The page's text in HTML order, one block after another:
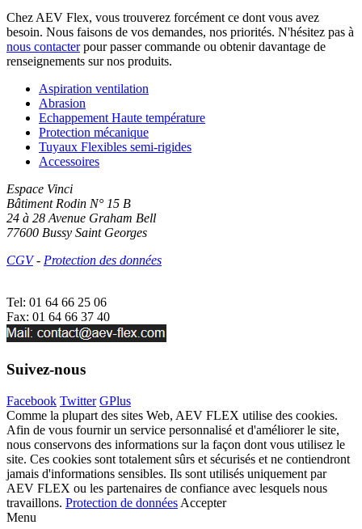
Chez AEV Flex, vous trouverez forcément ce dont vous avez
besoin. Nous faisons de vos demandes, nos priorités. N'hésitez pas à
nous contacterpour passer commande ou obtenir davantage de
renseignements sur nos produits.
Aspiration ventilation
Abrasion
Echappement Haute température
Protection mécanique
Tuyaux Flexibles semi-rigides
Accessoires
Espace Vinci
Bâtiment Rodin N° 15 B
24 à 28 Avenue Graham Bell
77600 Bussy Saint Georges
CGV- Protection des données
Tel: 01 64 66 25 06
Fax: 01 64 66 37 40
Suivez-nous
Facebook Twitter GPlus
Comme la plupart des sites Web, AEV FLEX utilise des cookies.
Afin de vous fournir un service personnalisé et d'améliorer le site,
nous conservons des informations sur la façon dont vous utilisez le
site. Ces cookies sont totalement sûrs et sécurisés et ne contiendront
jamais d'informations sensibles. Ils sont utilisés uniquement par
AEV FLEX ou les partenaires de confiance avec lesquels nous
travaillons. Protection de données Accepter
Menu